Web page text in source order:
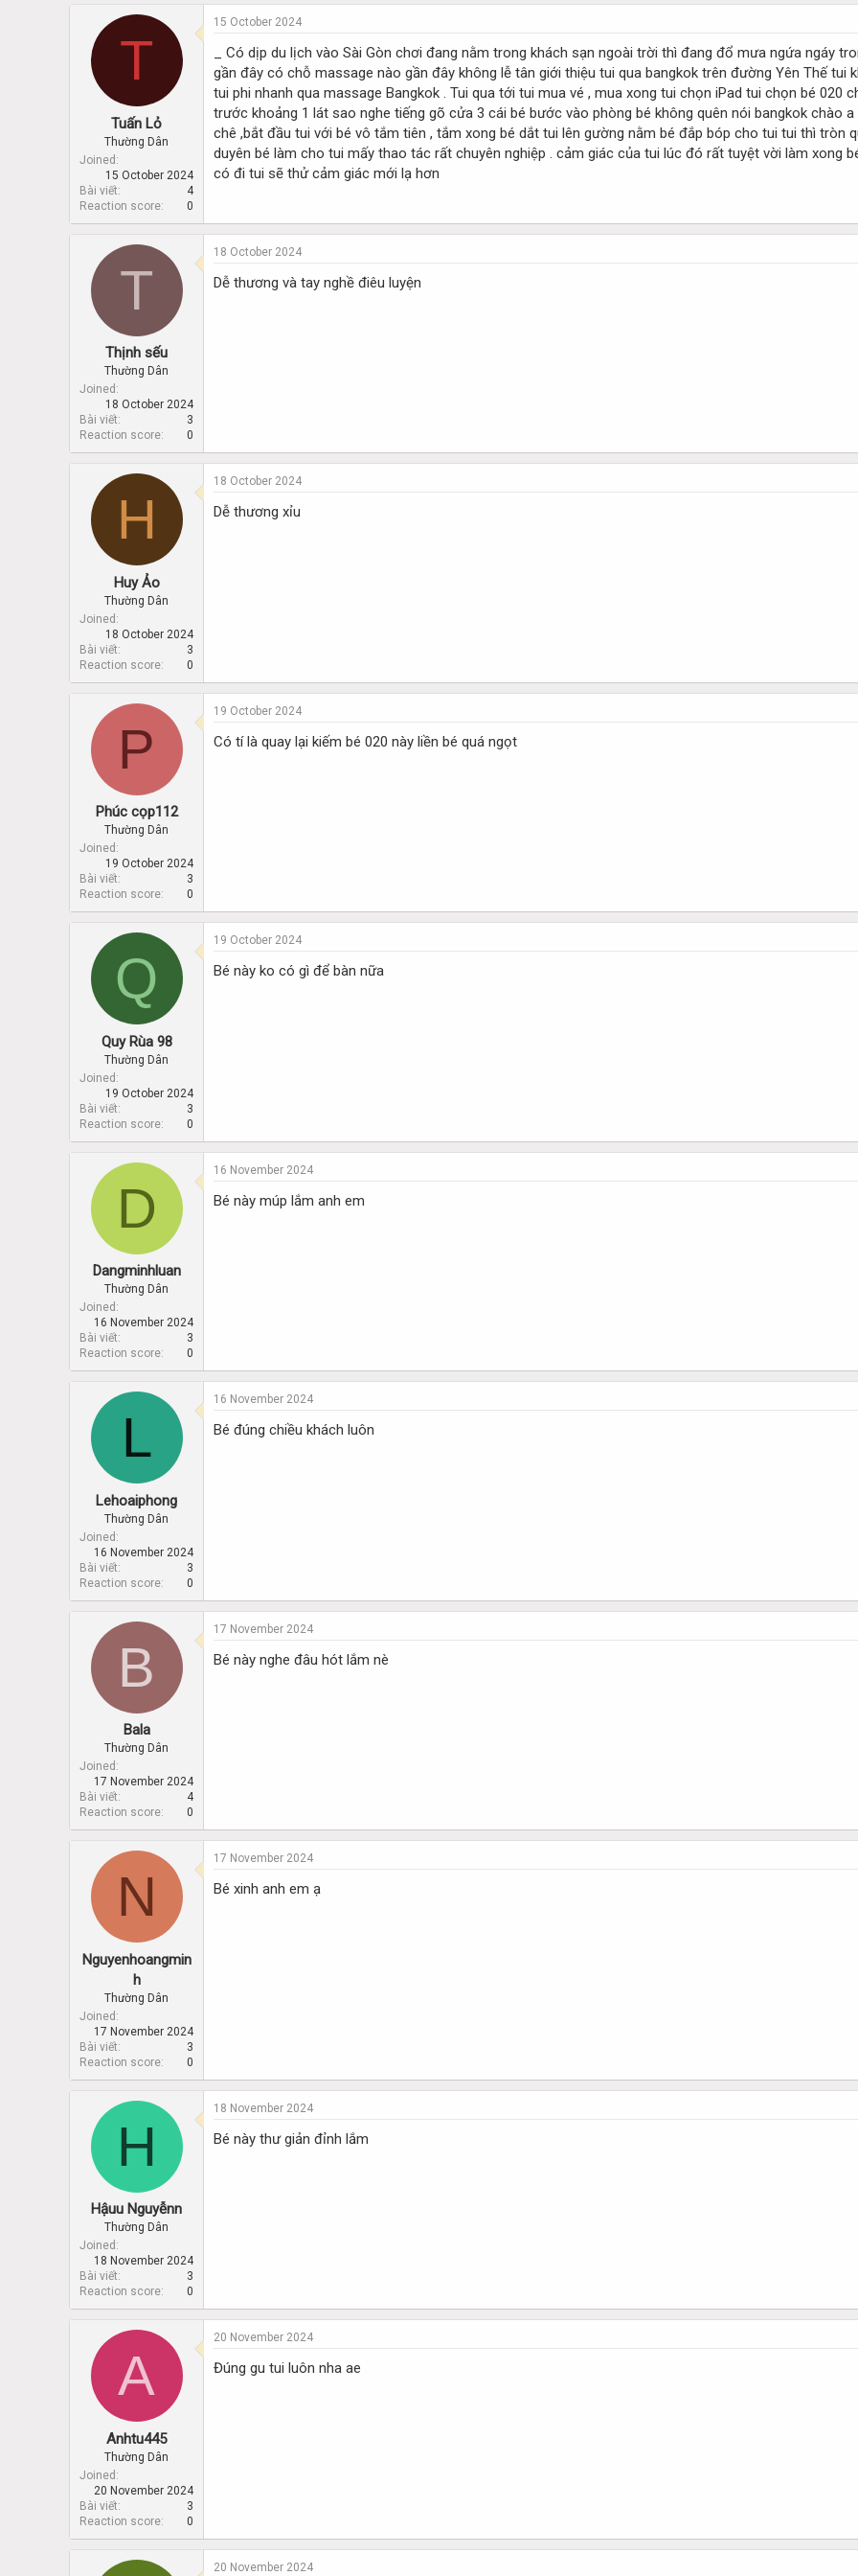
a
t
T
Tuấn Lỏ
Thường Dân
Joined
15 October 2024
Bài viết
4
Reaction score
0
15 October 2024
_ Có dịp du lịch vào Sài Gòn chơi đang nằm trong khách sạn ngoài trời thì đang đổ mưa ngứa ngáy
gần đây có chỗ massage nào gần đây không lễ tân giới thiệu tui qua bangkok trên đường Yên Thế tui
tui phi nhanh qua massage Bangkok . Tui qua tới tui mua vé , mua xong tui chọn iPad tui chọn bé 020
trước khoảng 1 lát sao nghe tiếng gõ cửa 3 cái bé bước vào phòng bé không quên nói bangkok chào
chê ,bắt đầu tui với bé vô tắm tiên , tắm xong bé dắt tui lên gường nằm bé đắp bóp cho tui tui thì tròn
duyên bé làm cho tui mấy thao tác rất chuyên nghiệp . cảm giác của tui lúc đó rất tuyệt vời làm xong
có đi tui sẽ thử cảm giác mới lạ hơn
T
Thịnh sếu
Thường Dân
Joined
18 October 2024
Bài viết
3
Reaction score
0
18 October 2024
Dễ thương và tay nghề điêu luyện
H
Huy Ảo
Thường Dân
Joined
18 October 2024
Bài viết
3
Reaction score
0
18 October 2024
Dễ thương xỉu
P
Phúc cọp112
Thường Dân
Joined
19 October 2024
Bài viết
3
Reaction score
0
19 October 2024
Có tí là quay lại kiếm bé 020 này liền bé quá ngọt
Q
Quy Rùa 98
Thường Dân
Joined
19 October 2024
Bài viết
3
Reaction score
0
19 October 2024
Bé này ko có gì để bàn nữa
D
Dangminhluan
Thường Dân
Joined
16 November 2024
Bài viết
3
Reaction score
0
16 November 2024
Bé này múp lắm anh em
L
Lehoaiphong
Thường Dân
Joined
16 November 2024
Bài viết
3
Reaction score
0
16 November 2024
Bé đúng chiều khách luôn
B
Bala
Thường Dân
Joined
17 November 2024
Bài viết
4
Reaction score
0
17 November 2024
Bé này nghe đâu hót lắm nè
N
Nguyenhoangmin
h
Thường Dân
Joined
17 November 2024
Bài viết
3
Reaction score
0
17 November 2024
Bé xinh anh em ạ
H
Hậuu Nguyễnn
Thường Dân
Joined
18 November 2024
Bài viết
3
Reaction score
0
18 November 2024
Bé này thư giản đỉnh lắm
A
Anhtu445
Thường Dân
Joined
20 November 2024
Bài viết
3
Reaction score
0
20 November 2024
Đúng gu tui luôn nha ae
20 November 2024